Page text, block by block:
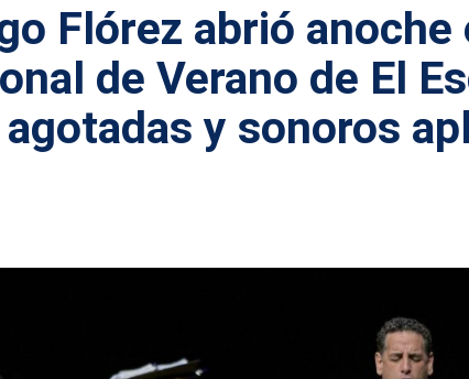
Flórez abrió anoche
de Verano de El
y sonoros